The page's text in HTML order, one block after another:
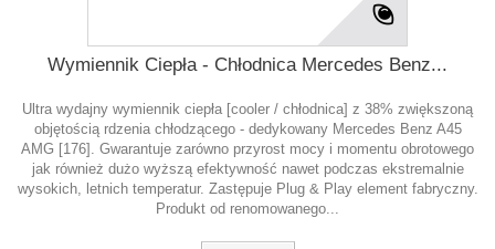
Wymiennik Ciepła - Chłodnica Mercedes Benz...
Ultra wydajny wymiennik ciepła [cooler / chłodnica] z 38% zwiększoną
objętością rdzenia chłodzącego - dedykowany Mercedes Benz A45
AMG [176]. Gwarantuje zarówno przyrost mocy i momentu obrotowego
jak również dużo wyższą efektywność nawet podczas ekstremalnie
wysokich, letnich temperatur. Zastępuje Plug & Play element fabryczny.
Produkt od renomowanego...